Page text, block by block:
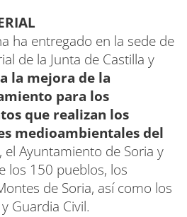
ha entregado en la sede de
de la Junta de Castilla y
la mejora de la
para los
que realizan los
medioambientales del
, el Ayuntamiento de Soria y
los 150 pueblos, los
de Soria, así como los
Guardia Civil.